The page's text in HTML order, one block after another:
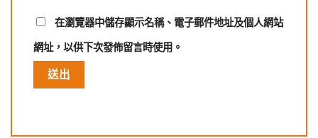
在瀏覽器中儲存顯示名稱、電子郵件地址及個人網站
網址，以供下次發佈留言時使用。